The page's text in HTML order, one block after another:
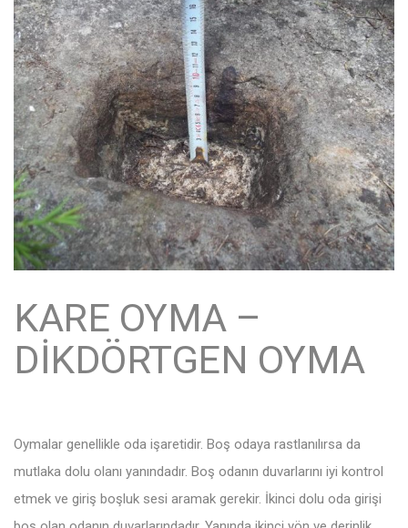
KARE OYMA –
DİKDÖRTGEN OYMA
Oymalar genellikle oda işaretidir. Boş odaya rastlanılırsa da
mutlaka dolu olanı yanındadır. Boş odanın duvarlarını iyi kontrol
etmek ve giriş boşluk sesi aramak gerekir. İkinci dolu oda girişi